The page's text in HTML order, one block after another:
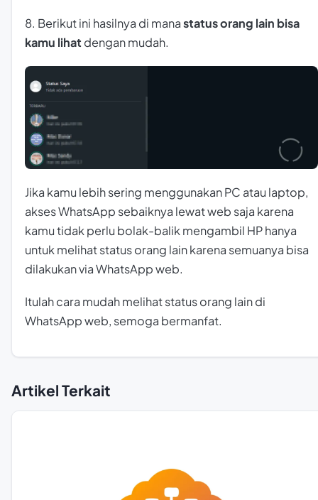
8. Berikut ini hasilnya di manastatus orang lain bisa
kamu lihat dengan mudah.
Jika kamu lebih sering menggunakan PC atau laptop,
akses WhatsApp sebaiknya lewat web saja karena
kamu tidak perlu bolak-balik mengambil HP hanya
untuk melihat status orang lain karena semuanya bisa
dilakukan via WhatsApp web.
Itulah cara mudah melihat status orang lain di
WhatsApp web, semoga bermanfat.
Artikel Terkait